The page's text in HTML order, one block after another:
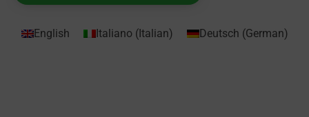
English Italiano (Italian) Deutsch (German)